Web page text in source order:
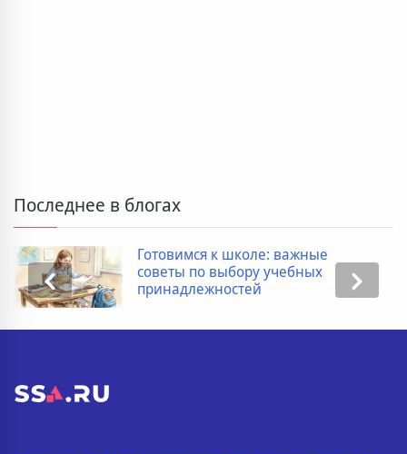
Последнее в блогах
Готовимся к школе: важные
советы по выбору учебных
принадлежностей